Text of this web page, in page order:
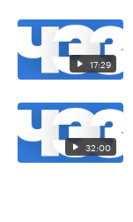
17:29
32:00